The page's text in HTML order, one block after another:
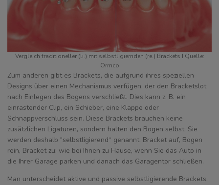
Vergleich traditioneller (li.) mit selbstligiernden (re.) Brackets I Quelle:
Ormco
Zum anderen gibt es Brackets, die aufgrund ihres speziellen
Designs über einen Mechanismus verfügen, der den Bracketslot
nach Einlegen des Bogens verschließt. Dies kann z. B. ein
einrastender Clip, ein Schieber, eine Klappe oder
Schnappverschluss sein. Diese Brackets brauchen keine
zusätzlichen Ligaturen, sondern halten den Bogen selbst. Sie
werden deshalb "selbstligierend“ genannt. Bracket auf, Bogen
rein, Bracket zu: wie bei Ihnen zu Hause, wenn Sie das Auto in
die Ihrer Garage parken und danach das Garagentor schließen.
Man unterscheidet aktive und passive selbstligierende Brackets.